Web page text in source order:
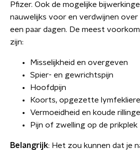
Pfizer. Ook de mogelijke
nauwelijks voor en verdwijnen over
een paar dagen. De meest
zijn:
Misselijkheid en overgeven
Spier- en gewrichtspijn
Hoofdpijn
Koorts, opgezette
Vermoeidheid en koude
Pijn of zwelling op de prikplek
Belangrijk: Het zou kunnen dat je